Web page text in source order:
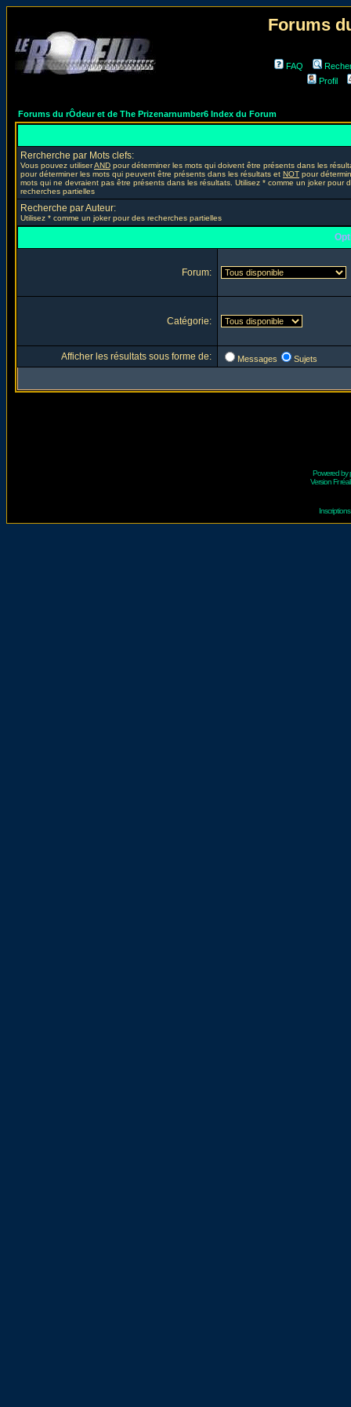
Forums
FAQ
Profil
Forums du rÔdeur et de The Prizenarnumber6 Index du Forum
Rercherche par Mots clefs:
Vous pouvez utiliserAND pour déterminer les mots qui doivent être présents dans les
pour déterminer les mots qui peuvent être présents dans les résultats et NOT pour
mots qui ne devraient pas être présents dans les résultats. Utilisez * comme un joker pour
recherches partielles
Recherche par Auteur:
Utilisez * comme un joker pour des recherches partielles
Forum:
Catégorie:
Afficher les résultats sous forme de: Messages Sujets
Powered by
Version Fr